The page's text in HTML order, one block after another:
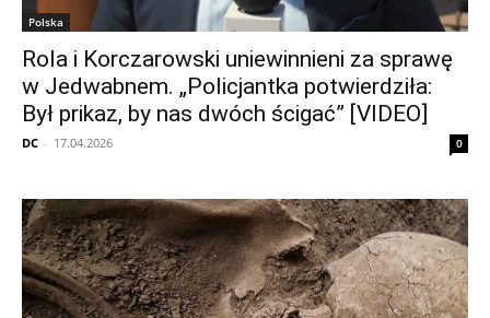
Polska
Rola i Korczarowski uniewinnieni za sprawę
w Jedwabnem. „Policjantka potwierdziła:
Był prikaz, by nas dwóch ścigać” [VIDEO]
DC - 17.04.2026 0